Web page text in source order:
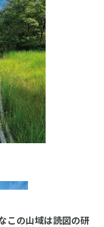
この山域は読図の研